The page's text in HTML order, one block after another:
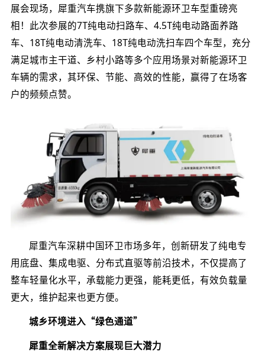
展会现场，犀重汽车携旗下多款新能源环卫车型重磅亮
相！此次参展的7T纯电动扫路车、4.5T纯电动路面养路
车、18T纯电动清洗车、18T纯电动洗扫车四个车型，充分
满足城市主干道、乡村小路等多个应用场景对新能源环卫
车辆的需求，其环保、节能、高效的性能，赢得了在场客
户的频频点赞。
犀重汽车深耕中国环卫市场多年，创新研发了纯电专
用底盘、集成电驱、分布式直驱等前沿技术，不仅提高了
整车轻量化水平，承载能力更强，能耗更低，有效负载量
更大，维护起来也更方便。
城乡环境进入“绿色通道”
犀重全新解决方案展现巨大潜力